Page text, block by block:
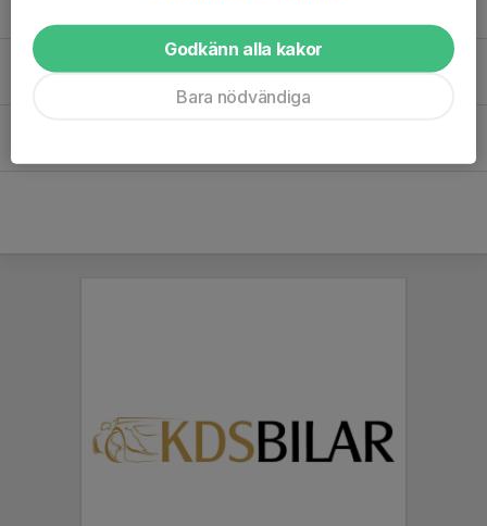
Sam Wahlman
Godkänn alla kakor
Bara nödvändiga